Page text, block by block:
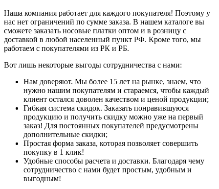
Наша компания работает для каждого покупателя! Поэтому у
нас нет ограничений по сумме заказа. В нашем каталоге вы
сможете заказать носовые платки оптом и в розницу с
доставкой в любой населенный пункт РФ. Кроме того, мы
работаем с покупателями из РК и РБ.
Вот лишь некоторые выгоды сотрудничества с нами:
Нам доверяют. Мы более 15 лет на рынке, знаем, что
нужно нашим покупателям и стараемся, чтобы каждый
клиент остался доволен качеством и ценой продукции;
Гибкая система скидок. Заказать понравившуюся
продукцию и получить скидку можно уже на первый
заказ! Для постоянных покупателей предусмотрены
дополнительные скидки;
Простая форма заказа, которая позволяет совершить
покупку в 1 клик!
Удобные способы расчета и доставки. Благодаря чему
сотрудничество с нами будет простым, удобным и
выгодным!